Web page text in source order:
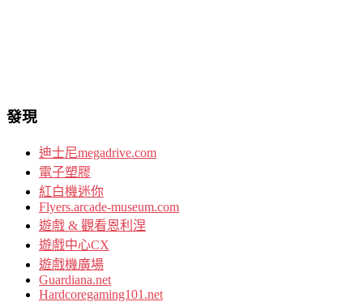
發現
迪士尼megadrive.com
電子塑膠
紅白機迷你
Flyers.arcade-museum.com
遊戲 & 觀看恩利涅
遊戲中心CX
遊戲機廣場
Guardiana.net
Hardcoregaming101.net